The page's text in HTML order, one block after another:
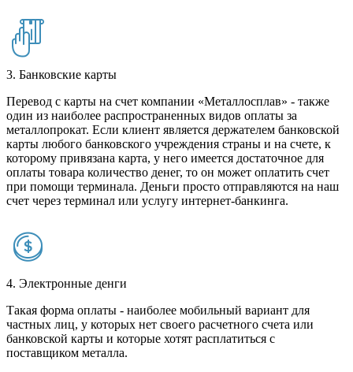
3. Банковские карты
Перевод с карты на счет компании «Металлосплав» - также
один из наиболее распространенных видов оплаты за
металлопрокат. Если клиент является держателем банковской
карты любого банковского учреждения страны и на счете, к
которому привязана карта, у него имеется достаточное для
оплаты товара количество денег, то он может оплатить счет
при помощи терминала. Деньги просто отправляются на наш
счет через терминал или услугу интернет-банкинга.
4. Электронные денги
Такая форма оплаты - наиболее мобильный вариант для
частных лиц, у которых нет своего расчетного счета или
банковской карты и которые хотят расплатиться с
поставщиком металла.